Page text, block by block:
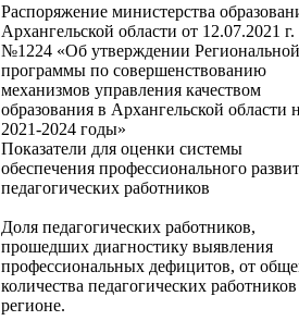
Распоряжение министерства
Архангельской области от 12.07.2021 г.
№1224 «Об утверждении Региональной
программы по совершенствованию
механизмов управления качеством
образования в Архангельской области
2021-2024 годы»
Показатели для оценки системы
обеспечения профессионального
педагогических работников
Доля педагогических работников,
прошедших диагностику выявления
профессиональных дефицитов, от
количества педагогических
регионе.